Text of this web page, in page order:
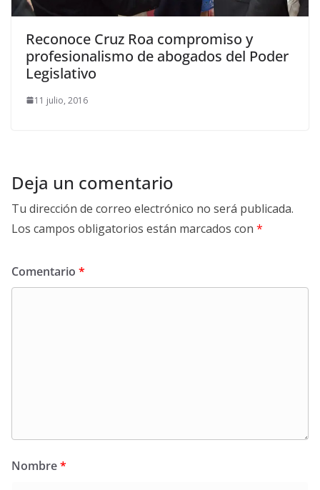
Reconoce Cruz Roa compromiso y
profesionalismo de abogados del Poder
Legislativo
11 julio, 2016
Deja un comentario
Tu dirección de correo electrónico no será publicada.
Los campos obligatorios están marcados con *
Comentario *
Nombre*